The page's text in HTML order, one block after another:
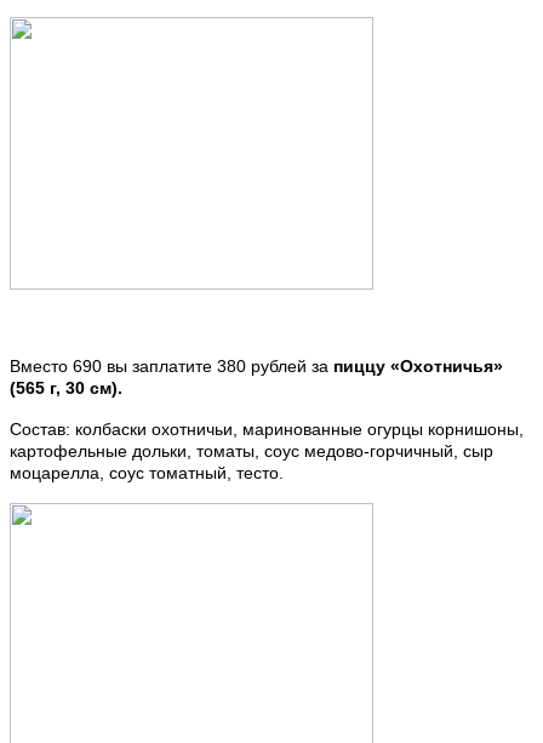
Вместо 690 вы заплатите 380 рублей за пиццу «Охотничья»
(565 г, 30 см).
Состав: колбаски охотничьи, маринованные огурцы корнишоны,
картофельные дольки, томаты, соус медово-горчичный, сыр
моцарелла, соус томатный, тесто.